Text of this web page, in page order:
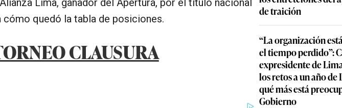
Lima, ganador del Apertura, por el título nacional
quedó la tabla de posiciones.
CLAUSURA
de traición
“La organización
el tiempo perdido”:
expresidente de
los retos a un año de
qué más está
Gobierno